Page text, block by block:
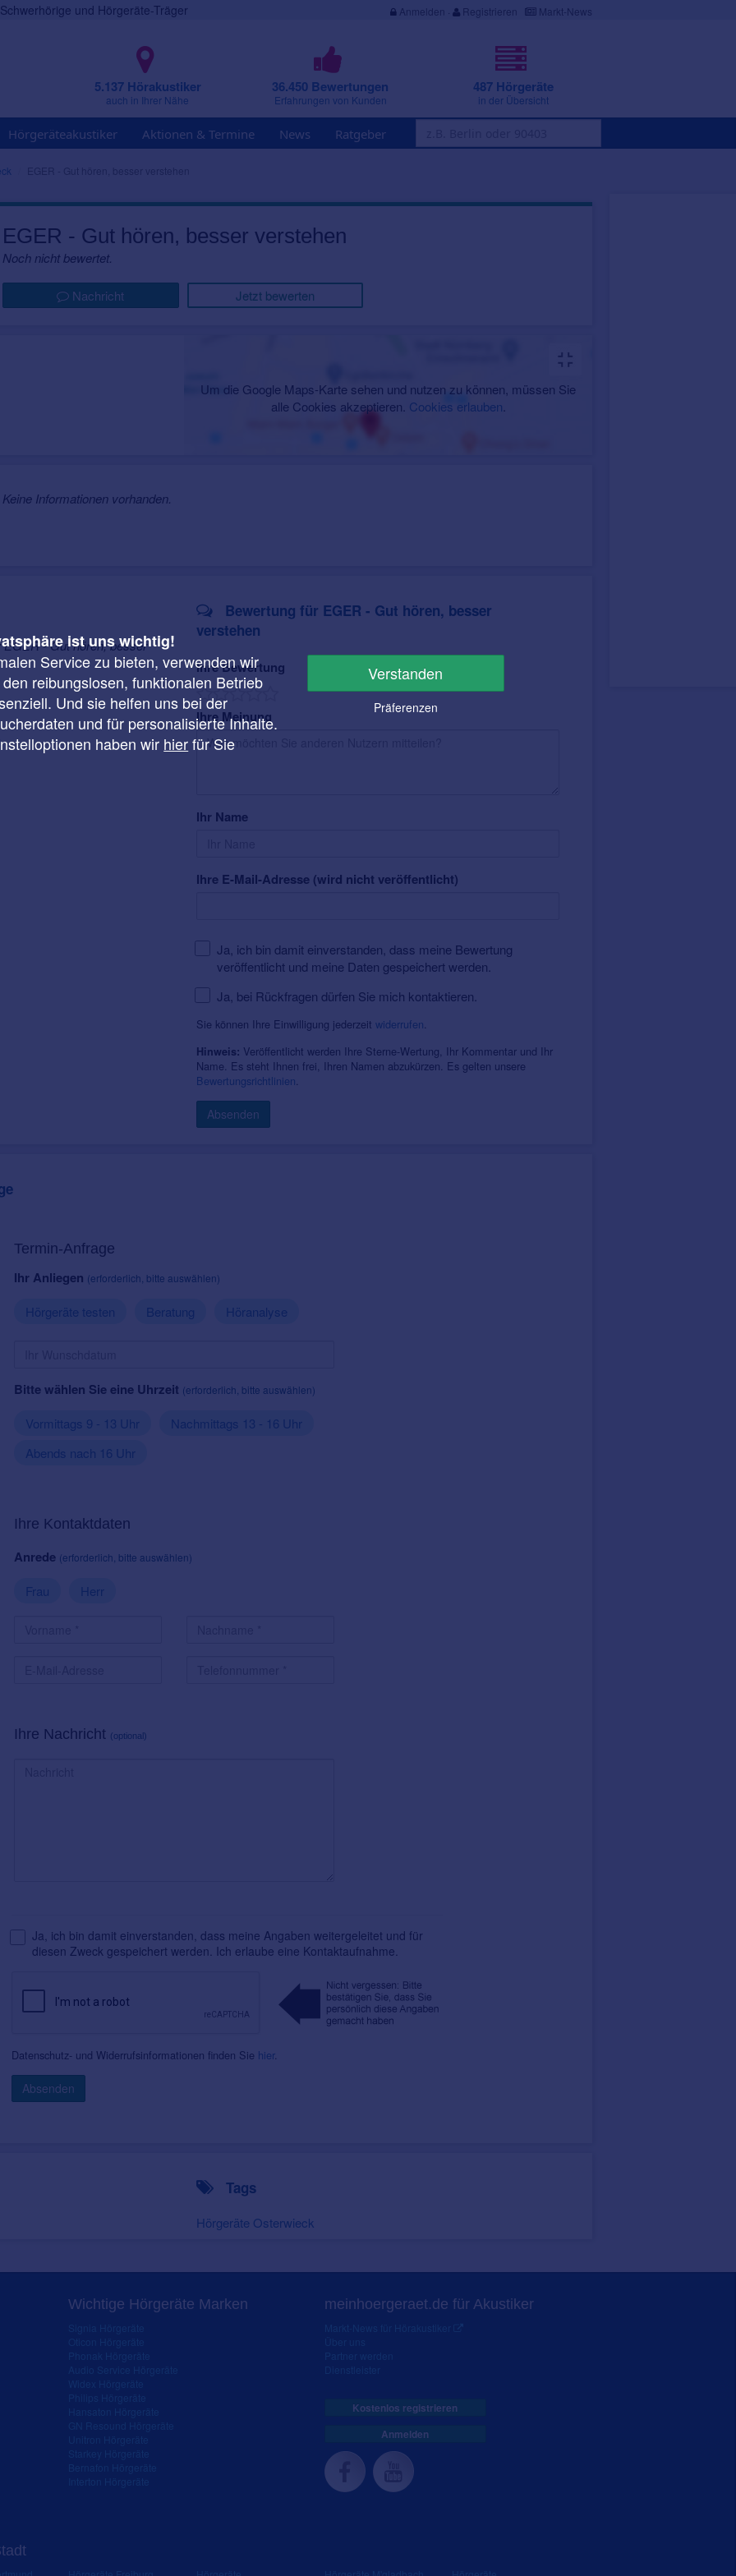
und Hörgeräte-Träger Anmelden · Registrieren Markt-News
5.137 Hörakustiker
auch in Ihrer Nähe
36.450 Bewertungen
Erfahrungen von Kunden
487 Hörgeräte
in der Übersicht
Hörgeräteakustiker Aktionen & Termine News Ratgeber
EGER - Gut hören, besser verstehen
EGER - Gut hören, besser verstehen
Noch nicht bewertet.
Nachricht Jetzt bewerten
Um die Google Maps-Karte sehen und nutzen zu können, müssen Sie
alle Cookies akzeptieren. Cookies erlauben
Keine Informationen vorhanden.
- Gut hören, besser
Bewertung für EGER - Gut hören, besser
verstehen
Ihre Bewertung
Ihre Meinung
Ihr Name
Ihre E-Mail-Adresse (wird nicht veröffentlicht)
Ja, ich bin damit einverstanden, dass meine Bewertung
veröffentlicht und meine Daten gespeichert werden.
Ja, bei Rückfragen dürfen Sie mich kontaktieren.
Sie können Ihre Einwilligung jederzeit widerrufen.
Hinweis: Veröffentlicht werden Ihre Sterne-Wertung, Ihr Kommentar und Ihr
Name. Es steht Ihnen frei, Ihren Namen abzukürzen. Es gelten unsere
Bewertungsrichtlinien.
Absenden
Termin-Anfrage
Ihr Anliegen (erforderlich, bitte auswählen)
Hörgeräte testen Beratung Höranalyse
Bitte wählen Sie eine Uhrzeit (erforderlich, bitte auswählen)
Vormittags 9 - 13 Uhr
Nachmittags 13 - 16 Uhr
Abends nach 16 Uhr
Ihre Kontaktdaten
Anrede (erforderlich, bitte auswählen)
Frau Herr
Ihre Nachricht (optional)
Ja, ich bin damit einverstanden, dass meine Angaben weitergeleitet und für
diesen Zweck gespeichert werden. Ich erlaube eine Kontaktaufnahme.
Datenschutz- und Widerrufsinformationen finden Sie hier.
Absenden
Tags
Hörgeräte Osterwieck
Wichtige Hörgeräte Marken meinhoergeraet.de für Akustiker
Kostenlos registrieren
Anmelden
ist uns wichtig!
Service zu bieten, verwenden wir
reibungslosen, funktionalen Betrieb
Und sie helfen uns bei der
und für personalisierte Inhalte.
haben wir hierfür Sie
Verstanden
Präferenzen